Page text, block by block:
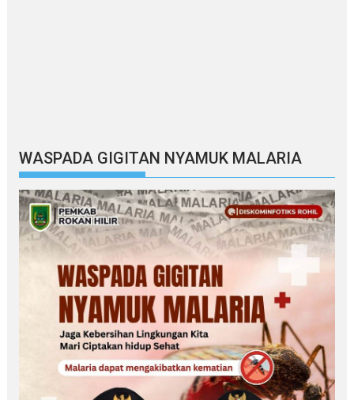
WASPADA GIGITAN NYAMUK MALARIA